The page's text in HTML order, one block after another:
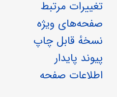
تغییرات مرتبط
صفحه‌های ویژه
نسخهٔ قابل چاپ
پیوند پایدار
اطلاعات صفحه